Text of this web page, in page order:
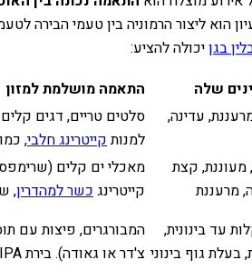
הוא ליצור הרמוניה בין טעמי הבירה
בגןיכולה להציע:
שלה
התאמה מושלמת למזון
עדינה,
סלטים טריים, דגים
למנותקייטרינג חלבי,
מעוננת, קצת
מרעננת
מאכלי ים קלים
קייטרינגכשר למהדרין,
עד בינונית,
בעלת גוף בינוני
המבורגרים, פיצות עם
צ'דר או גאודה). בירת IPA תתאים במיוחד למנות עם הרבה תבלינים או מרירות מסוימת.